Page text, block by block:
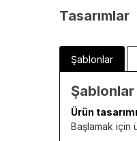
Tasarımlar
Şablonlar
Şablonlar
Ürün
Başlamak için